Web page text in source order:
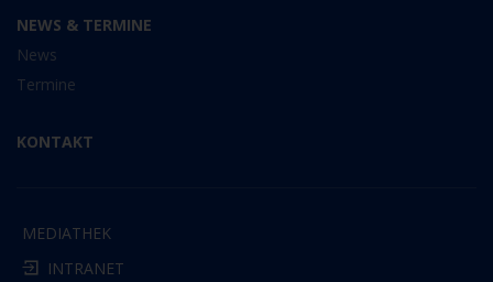
NEWS & TERMINE
News
Termine
KONTAKT
MEDIATHEK
INTRANET